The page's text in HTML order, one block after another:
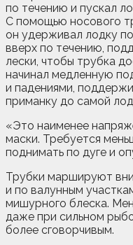
по течению и пускал
С помощью носового
он удерживал лодку
вверх по течению,
лески, чтобы трубка
начинал медленную
и падениями,
приманку до самой
«Это наименее
маски. Требуется
поднимать по дуге и
Трубки маршируют
и по валунным
мишурного блеска.
даже при сильном
более сговорчивым.